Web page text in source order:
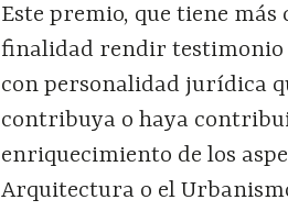
Este premio, que tiene
finalidad rendir testimonio
con personalidad jurídica
contribuya o haya
enriquecimiento de los
Arquitectura o el